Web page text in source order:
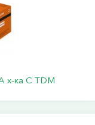
х-ка С TDM